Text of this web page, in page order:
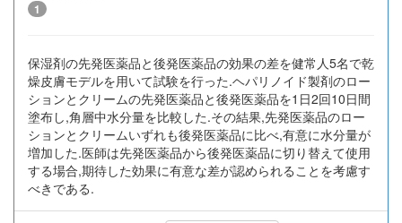
1
保湿剤の先発医薬品と後発医薬品の効果の差を健常人5名で乾
燥皮膚モデルを用いて試験を行った.ヘパリノイド製剤のロー
ションとクリームの先発医薬品と後発医薬品を1日2回10日間
塗布し,角層中水分量を比較した.その結果,先発医薬品のロー
ションとクリームいずれも後発医薬品に比べ,有意に水分量が
増加した.医師は先発医薬品から後発医薬品に切り替えて使用
する場合,期待した効果に有意な差が認められることを考慮す
べきである.